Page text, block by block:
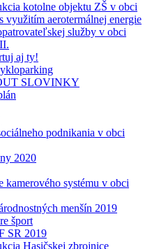
kotolne objektu ZŠ v obci
využitím aerotermálnej energie
služby v obci
aj ty!
SLOVINKY
podnikania v obci
2020
kamerového systému v obci
menšín 2019
šport
SR 2019
Hasičskej zbrojnice